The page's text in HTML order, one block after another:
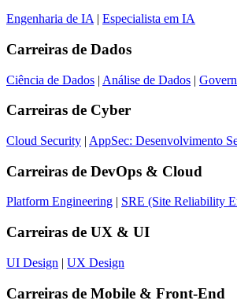
Engenharia de IA | Especialista em IA
Carreiras de Dados
Ciência de Dados | Análise de Dados |
Carreiras de Cyber
Cloud Security | AppSec: Desenvolvimento
Carreiras de DevOps & Cloud
Platform Engineering SRE (Site Reliability
Carreiras de UX & UI
UI Design | UX Design
Carreiras de Mobile & Front-End